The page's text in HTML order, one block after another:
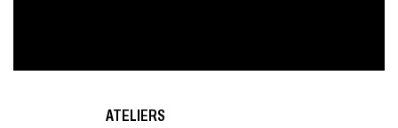
ATELIERS